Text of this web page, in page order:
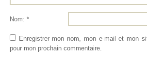
Nom: *
Enregistrer mon nom, mon e-mail et mon
pour mon prochain commentaire.